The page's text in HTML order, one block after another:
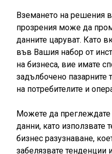
Вземането на решения
прозрения може да
данните царуват. Като
във Вашия набор от
на бизнеса, вие имате
задълбочено пазарните
на потребителите и
Можете да преглеждате
данни, като използвате
бизнес разузнаване,
забелязвате